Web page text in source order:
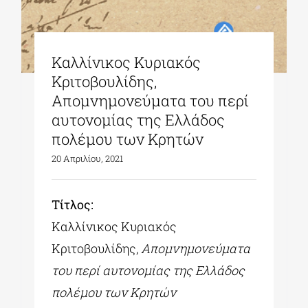
Καλλίνικος Κυριακός
Κριτοβουλίδης,
Απομνημονεύματα του περί
αυτονομίας της Ελλάδος
πολέμου των Κρητών
20 Απριλίου, 2021
Tίτλος:
Καλλίνικος Κυριακός
Κριτοβουλίδης, Απομνημονεύματα
του περί αυτονομίας της Ελλάδος
πολέμου των Κρητών